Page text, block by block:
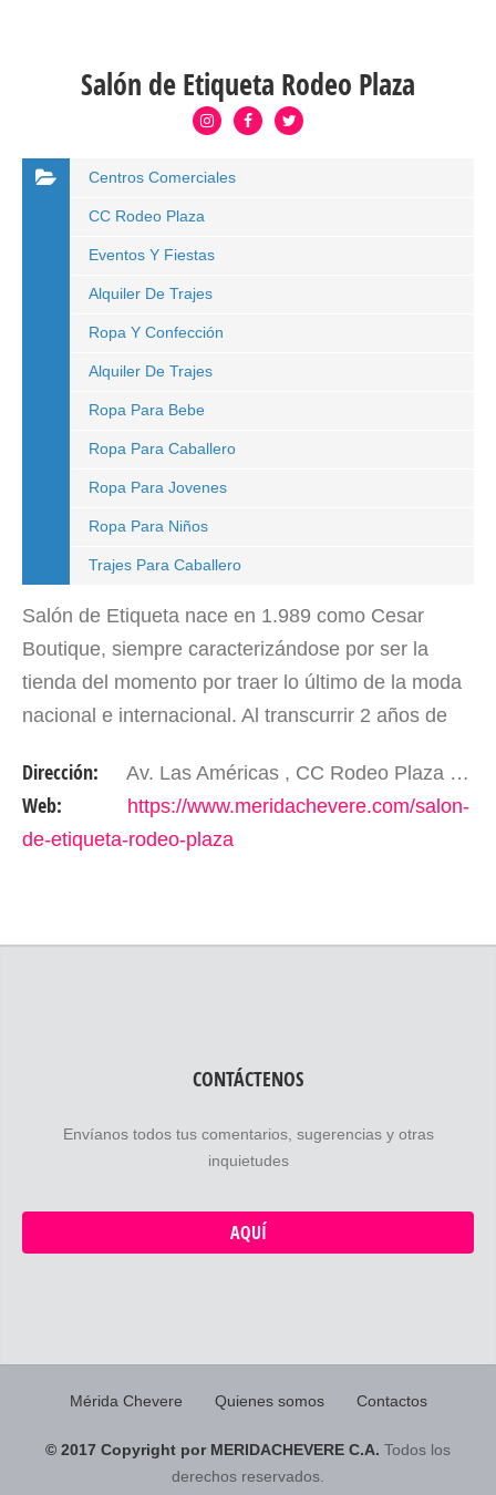
Salón de Etiqueta Rodeo Plaza
Centros Comerciales
CC Rodeo Plaza
Eventos Y Fiestas
Alquiler De Trajes
Ropa Y Confección
Alquiler De Trajes
Ropa Para Bebe
Ropa Para Caballero
Ropa Para Jovenes
Ropa Para Niños
Trajes Para Caballero
Salón de Etiqueta nace en 1.989 como Cesar
Boutique, siempre caracterizándose por ser la
tienda del momento por traer lo último de la moda
nacional e internacional. Al transcurrir 2 años de
cuidad ya…
Dirección: Av. Las Américas , CC Rodeo Plaza , local 29 . Mérida- Edo. Mérida. Venezuela
Web:
https://www.meridachevere.com/salon-
de-etiqueta-rodeo-plaza
CONTÁCTENOS
Envíanos todos tus comentarios, sugerencias y otras
inquietudes
AQUÍ
Mérida Chevere Quienes somos Contactos
© 2017 Copyright por MERIDACHEVERE C.A. Todos los
derechos reservados.